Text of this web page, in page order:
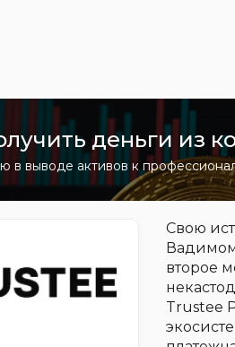
деньги из
в выводе активов к
Свою
второе
Trustee